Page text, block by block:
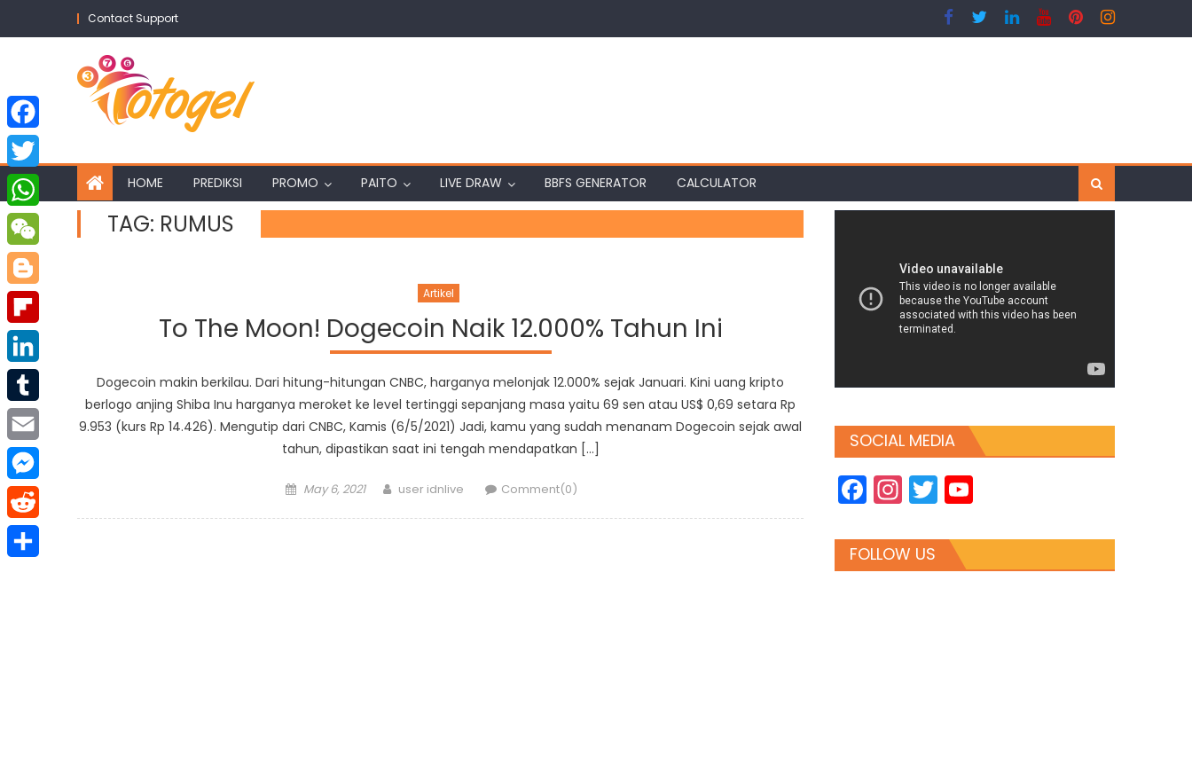
Contact Support
HOME PREDIKSI PROMO PAITO LIVE DRAW BBFS GENERATOR CALCULATOR
TAG: RUMUS
Artikel
To The Moon! Dogecoin Naik 12.000% Tahun Ini
Dogecoin makin berkilau. Dari hitung-hitungan CNBC, harganya melonjak 12.000% sejak Januari. Kini uang kripto
berlogo anjing Shiba Inu harganya meroket ke level tertinggi sepanjang masa yaitu 69 sen atau US$ 0,69 setara Rp
9.953 (kurs Rp 14.426). Mengutip dari CNBC, Kamis (6/5/2021) Jadi, kamu yang sudah menanam Dogecoin sejak awal
tahun, dipastikan saat ini tengah mendapatkan […]
Posted
May 6, 2021 Author
user idnlive Comment(0)
SOCIAL MEDIA
Facebook
Instagram
Twitter
FOLLOW US
Facebook
Twitter
WhatsApp
WeChat
Blogger
Flipboard
LinkedIn
Tumblr
Email
Messenger
Reddit